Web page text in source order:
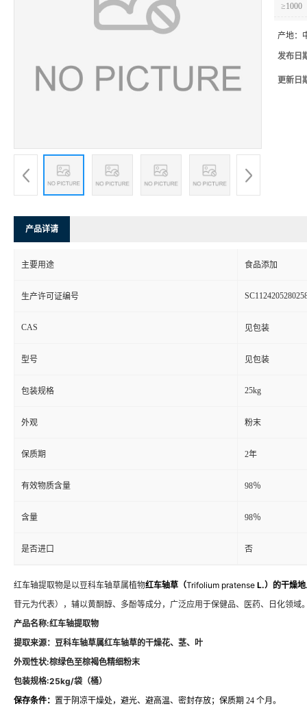
≥1000
产地：
发布日
更新日
产品详请
主要用途 食品添加
生产许可证编号
CAS 见包装
型号 见包装
包装规格 25kg
外观 粉末
保质期 2年
有效物质含量 98％
含量 98％
是否进口 否
红车轴提取物是以豆科车轴草属植物红车轴草（Trifolium pratense L.） 的干燥
苷元为代表），辅以黄酮醇、多酚等成分，广泛应用于保健品、医药、日化领域
产品名称:红车轴提取物
提取来源： 豆科车轴草属红车轴草的干燥花、茎、叶
外观性状:棕绿色至棕褐色精细粉末
包装规格:25kg/袋（桶）
保存条件： 置于阴凉干燥处，避光、避高温、密封存放；保质期 24 个月。